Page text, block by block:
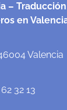
–
en
Valencia
32 13